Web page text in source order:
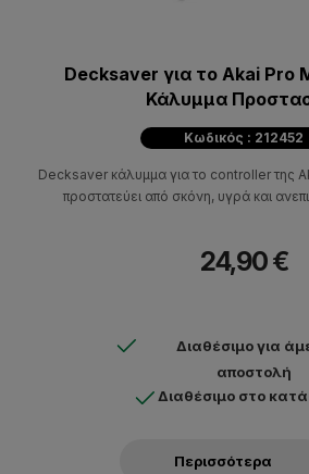
Decksaver για το Akai Pro
Κάλυμμα
Κωδικός : 212452
Decksaver κάλυμμα για το controller της
προστατεύει από σκόνη, υγρά και
24,90 €
Διαθέσιμο για
αποστολή
Διαθέσιμο στο
Περισσότερα